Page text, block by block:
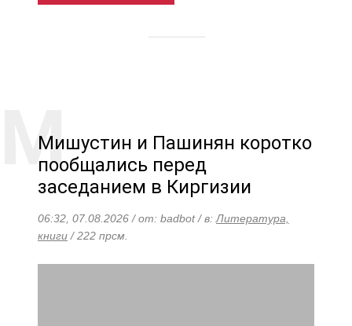
Мишустин и Пашинян коротко
пообщались перед
заседанием в Киргизии
06:32, 07.08.2026 / от: badbot / в:Литература,
книги / 222 прсм.